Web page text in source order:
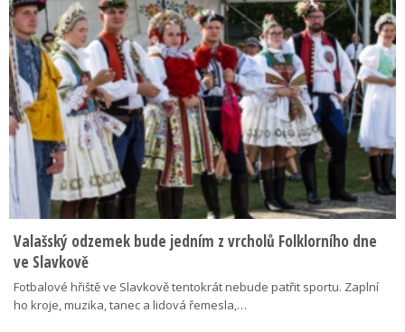
Valašský odzemek bude jedním z vrcholů Folklorního dne
ve Slavkově
Fotbalové hřiště ve Slavkově tentokrát nebude patřit sportu. Zaplní
ho kroje, muzika, tanec a lidová řemesla,…